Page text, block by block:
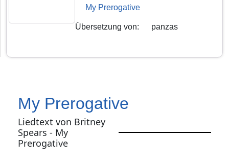
My Prerogative
Übersetzung von: panzas
My Prerogative
Liedtext von Britney
Spears - My
Prerogative